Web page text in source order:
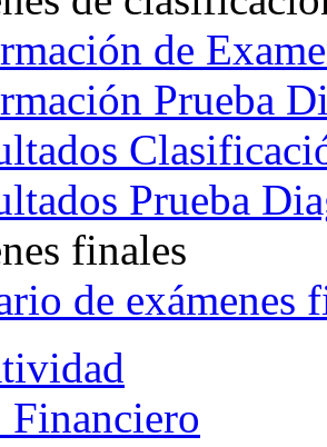
de
Prueba
Prueba
finales
de exámenes